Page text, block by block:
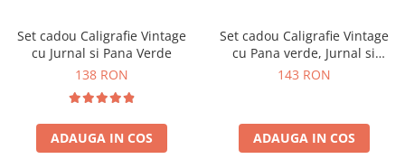
Set cadou Caligrafie Vintage
cu Jurnal si Pana Verde
138 RON
ADAUGA IN COS
Set cadou Caligrafie Vintage
cu Pana verde, Jurnal si
Suport pentru stilou, 9 piese
143 RON
ADAUGA IN COS